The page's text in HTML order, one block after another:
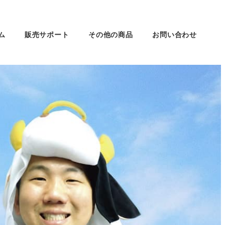
販売サポート その他の商品 お問い合わせ